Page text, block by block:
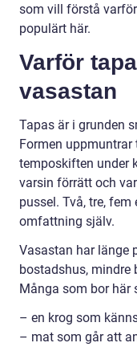
som vill förstå
populärt här.
Varför
vasastan
Tapas är i grunden
Formen
temposkiften under
varsin förrätt och
pussel. Två, tre,
omfattning själv.
Vasastan har länge
bostadshus, mindre
Många som bor här
– en krog som
– mat som går att